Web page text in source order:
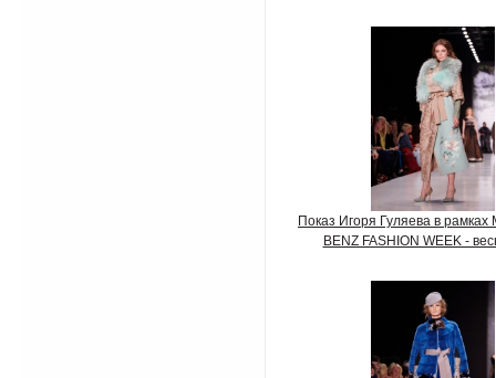
Показ Игоря Гуляева в рамках
BENZ FASHION WEEK -